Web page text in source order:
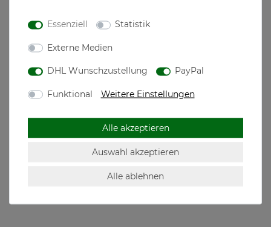
the casual MONKS
designed in München, dem Herzen Bayerns
neben der Tracht in seiner Freizeit zeigen will
Hersteller: The casual Monks GmbH, Westendstr.
Essenziell Statistik
Externe Medien
DHL Wunschzustellung PayPal
Funktional Weitere Einstellungen
Alle akzeptieren
Auswahl akzeptieren
Alle ablehnen